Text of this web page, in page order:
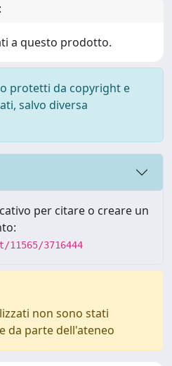
a questo prodotto.
protetti da copyright e
salvo diversa
per citare o creare un
3716444
non sono stati
da parte dell'ateneo